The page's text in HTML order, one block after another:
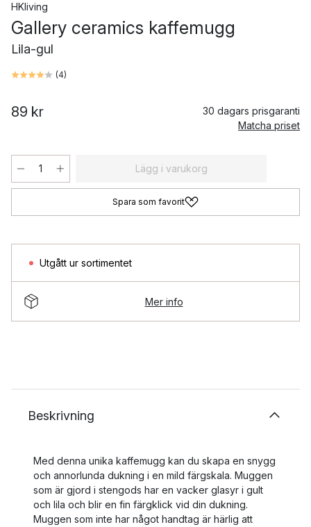
HKliving
Gallery ceramics kaffemugg
Lila-gul
(4)
89 kr
30 dagars prisgaranti
Matcha priset
Lägg i varukorg
Spara som favorit
Utgått ur sortimentet
Mer info
Beskrivning
Med denna unika kaffemugg kan du skapa en snygg
och annorlunda dukning i en mild färgskala. Muggen
som är gjord i stengods har en vacker glasyr i gult
och lila och blir en fin färgklick vid din dukning.
Muggen som inte har något handtag är härlig att